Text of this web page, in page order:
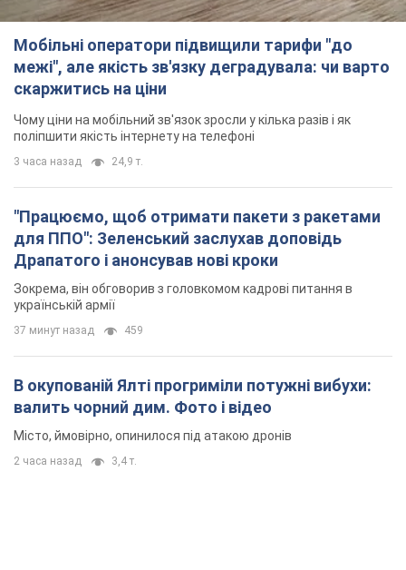
Мобільні оператори підвищили тарифи "до
межі", але якість зв'язку деградувала: чи варто
скаржитись на ціни
Чому ціни на мобільний зв'язок зросли у кілька разів і як
поліпшити якість інтернету на телефоні
3 часа назад 24,9 т.
"Працюємо, щоб отримати пакети з ракетами
для ППО": Зеленський заслухав доповідь
Драпатого і анонсував нові кроки
Зокрема, він обговорив з головкомом кадрові питання в
українській армії
37 минут назад 459
В окупованій Ялті прогриміли потужні вибухи:
валить чорний дим. Фото і відео
Місто, ймовірно, опинилося під атакою дронів
2 часа назад 3,4 т.